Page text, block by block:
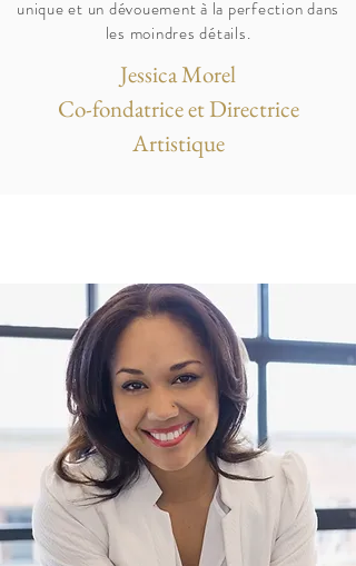
unique et un dévouement à la perfection dans
les moindres détails.
Jessica Morel
Co-fondatrice et Directrice
Artistique